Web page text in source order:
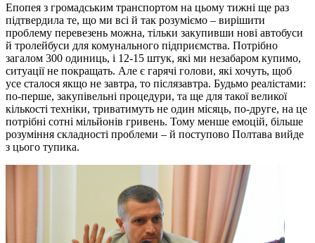
Епопея з громадським транспортом на цьому тижні ще раз
підтвердила те, що ми всі й так розуміємо – вирішити
проблему перевезень можна, тільки закупивши нові автобуси
й тролейбуси для комунального підприємства. Потрібно
загалом 300 одиниць, і 12-15 штук, які ми незабаром купимо,
ситуації не покращать. Але є гарячі голови, які хочуть, щоб
усе сталося якщо не завтра, то післязавтра. Будьмо реалістами:
по-перше, закупівельні процедури, та ще для такої великої
кількості техніки, триватимуть не один місяць, по-друге, на це
потрібні сотні мільйонів гривень. Тому менше емоцій, більше
розуміння складності проблеми – й поступово Полтава вийде
з цього тупика.